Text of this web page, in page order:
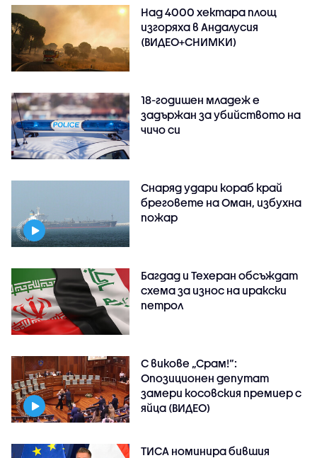
Над 4000 хектара площ
изгоряха в Андалусия
(ВИДЕО+СНИМКИ)
18-годишен младеж е
задържан за убийството на
чичо си
Снаряд удари кораб край
бреговете на Оман, избухна
пожар
Багдад и Техеран обсъждат
схема за износ на иракски
петрол
С викове „Срам!“:
Опозиционен депутат
замери косовския премиер с
яйца (ВИДЕО)
ТИСА номинира бившия